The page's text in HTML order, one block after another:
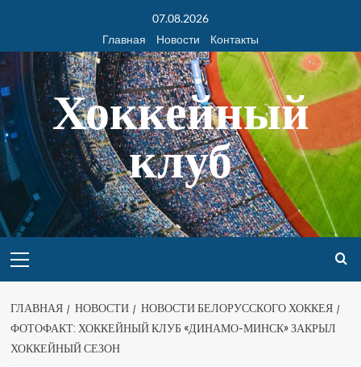
07.08.2026
Главная
Новости Контакты
Хоккейный
клуб
ГЛАВНАЯ НОВОСТИ
НОВОСТИ БЕЛОРУССКОГО ХОККЕЯ
ФОТОФАКТ: ХОККЕЙНЫЙ КЛУБ «ДИНАМО-МИНСК» ЗАКРЫЛ
ХОККЕЙНЫЙ СЕЗОН